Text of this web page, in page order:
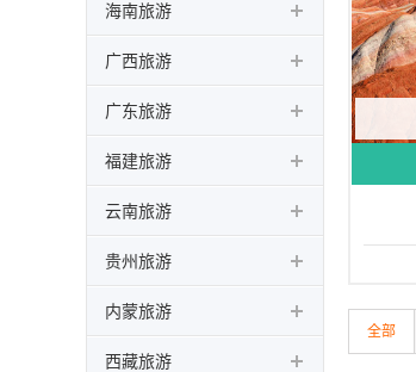
全部
海南旅游
广西旅游
广东旅游
福建旅游
云南旅游
贵州旅游
内蒙旅游
西藏旅游